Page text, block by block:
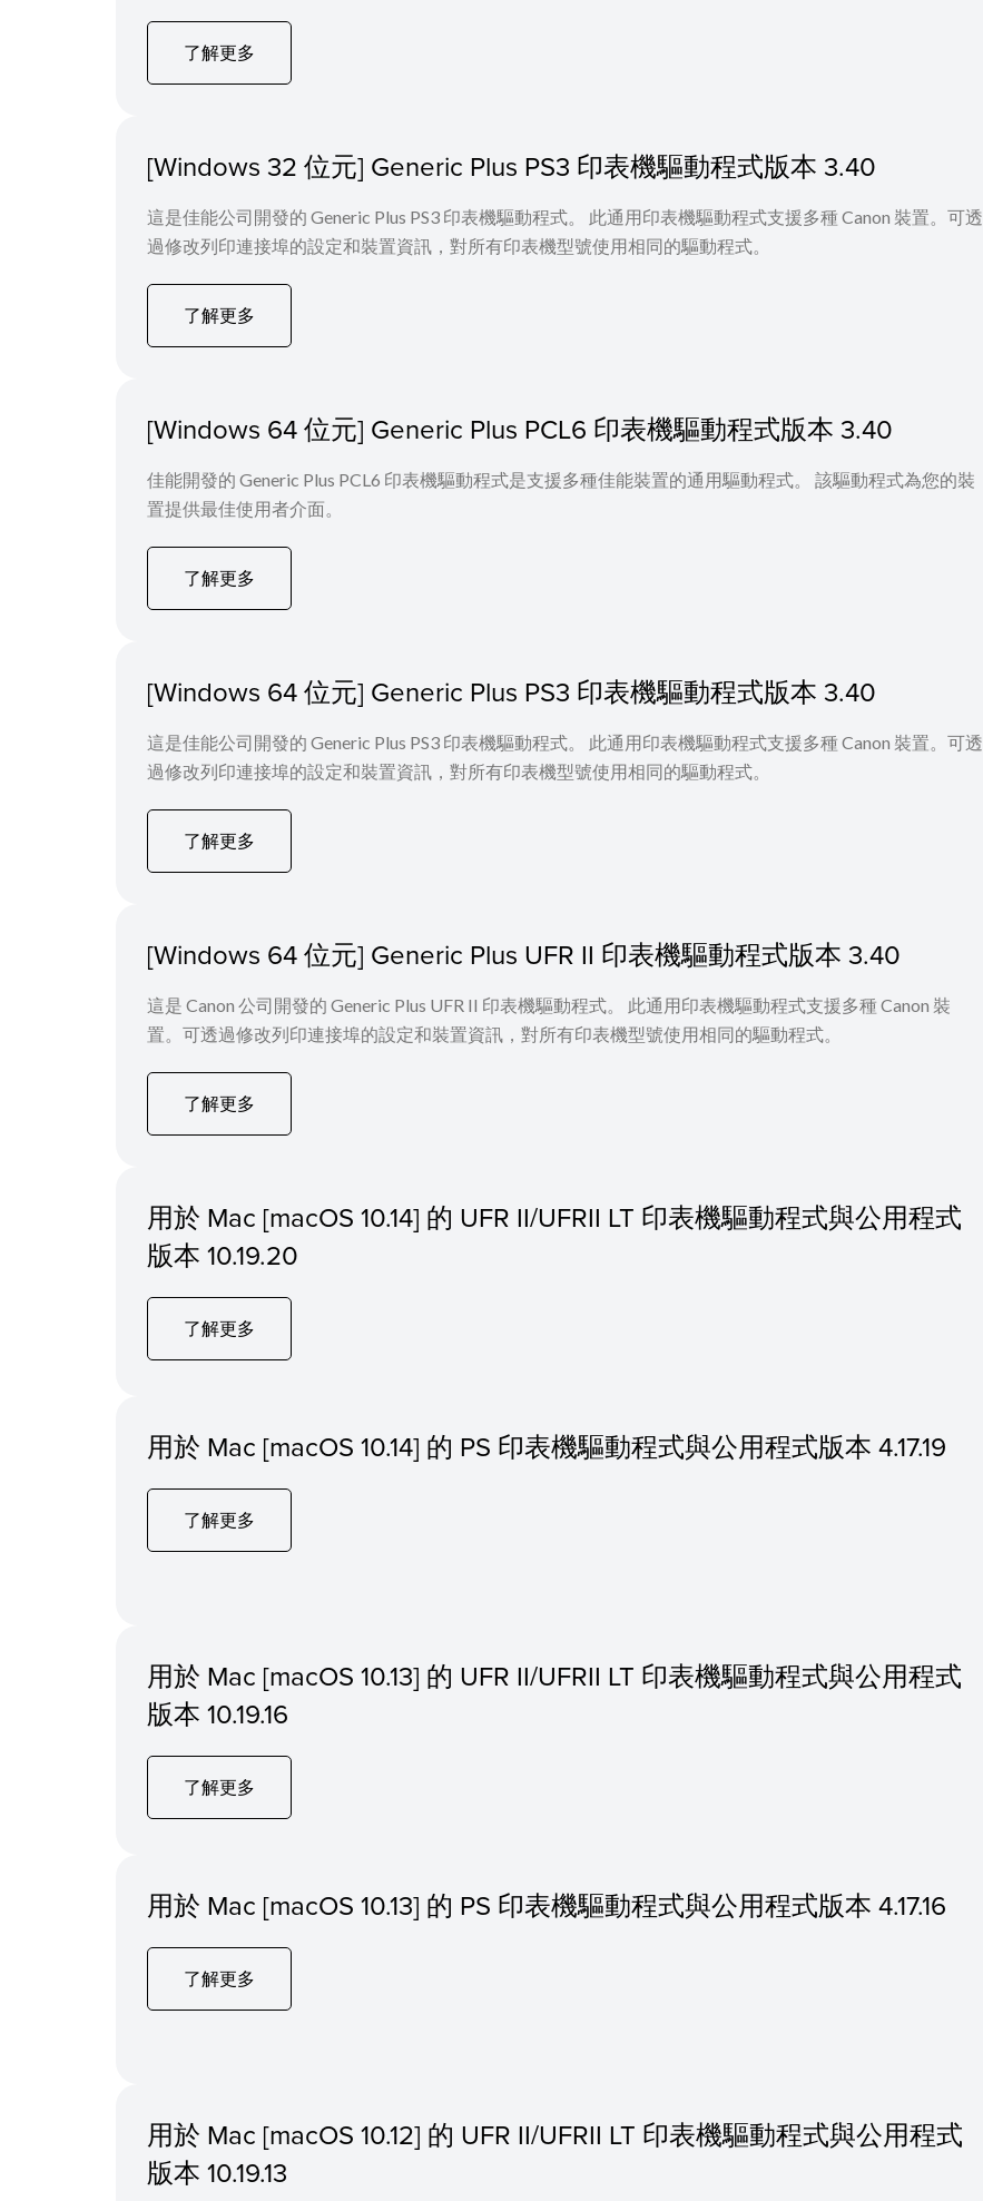
了解更多
[Windows 32 位元] Generic Plus PS3 印表機驅動程式版本 3.40
這是佳能公司開發的 Generic Plus PS3 印表機驅動程式。 此通用印表機驅動程式支援多種 Canon 裝置。可透
過修改列印連接埠的設定和裝置資訊，對所有印表機型號使用相同的驅動程式。
了解更多
[Windows 64 位元] Generic Plus PCL6 印表機驅動程式版本 3.40
佳能開發的 Generic Plus PCL6 印表機驅動程式是支援多種佳能裝置的通用驅動程式。 該驅動程式為您的裝
置提供最佳使用者介面。
了解更多
[Windows 64 位元] Generic Plus PS3 印表機驅動程式版本 3.40
這是佳能公司開發的 Generic Plus PS3 印表機驅動程式。 此通用印表機驅動程式支援多種 Canon 裝置。可透
過修改列印連接埠的設定和裝置資訊，對所有印表機型號使用相同的驅動程式。
了解更多
[Windows 64 位元] Generic Plus UFR II 印表機驅動程式版本 3.40
這是 Canon 公司開發的 Generic Plus UFR II 印表機驅動程式。 此通用印表機驅動程式支援多種 Canon 裝
置。可透過修改列印連接埠的設定和裝置資訊，對所有印表機型號使用相同的驅動程式。
了解更多
用於 Mac [macOS 10.14] 的 UFR II/UFRII LT 印表機驅動程式與公用程式
版本 10.19.20
了解更多
用於 Mac [macOS 10.14] 的 PS 印表機驅動程式與公用程式版本 4.17.19
了解更多
用於 Mac [macOS 10.13] 的 UFR II/UFRII LT 印表機驅動程式與公用程式
版本 10.19.16
了解更多
用於 Mac [macOS 10.13] 的 PS 印表機驅動程式與公用程式版本 4.17.16
了解更多
用於 Mac [macOS 10.12] 的 UFR II/UFRII LT 印表機驅動程式與公用程式
版本 10.19.13